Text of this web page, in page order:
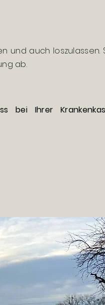
und auch loszulassen.
ab.
bei Ihrer